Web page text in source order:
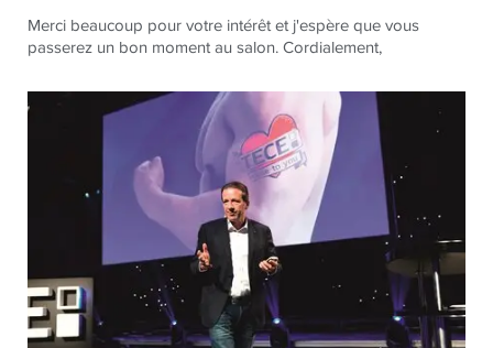
Merci beaucoup pour votre intérêt et j'espère que vous
passerez un bon moment au salon. Cordialement,